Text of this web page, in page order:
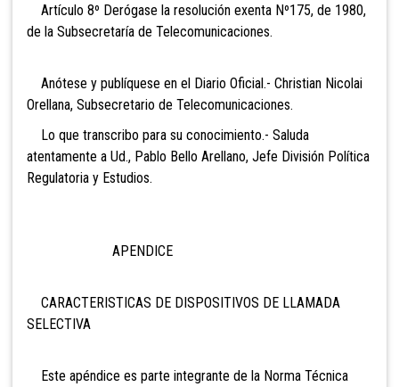
Artículo 8º Derógase la resolución exenta Nº175, de 1980,
de la Subsecretaría de Telecomunicaciones.
Anótese y publíquese en el Diario Oficial.- Christian Nicolai
Orellana, Subsecretario de Telecomunicaciones.
Lo que transcribo para su conocimiento.- Saluda
atentamente a Ud., Pablo Bello Arellano, Jefe División Política
Regulatoria y Estudios.
APENDICE
CARACTERISTICAS DE DISPOSITIVOS DE LLAMADA
SELECTIVA
Este apéndice es parte integrante de la Norma Técnica